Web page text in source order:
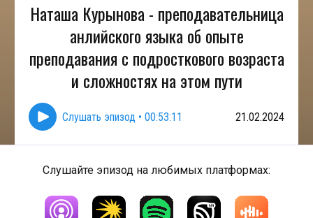
Наташа Курынова - преподавательница
анлийского языка об опыте
преподавания с подросткового возраста
и сложностях на этом пути
Слушать эпизод • 00:53:11 21.02.2024
Слушайте эпизод на любимых платформах: